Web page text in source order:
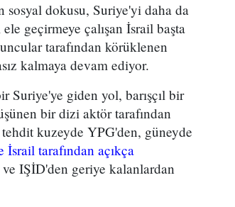
sosyal dokusu, Suriye'yi daha da
geçirmeye çalışan İsrail başta
tarafından körüklenen
kalmaya devam ediyor.
Suriye'ye giden yol, barışçıl bir
bir dizi aktör tarafından
kuzeyde YPG'den, güneyde
İsrail tarafından açıkça
ve IŞİD'den geriye kalanlardan